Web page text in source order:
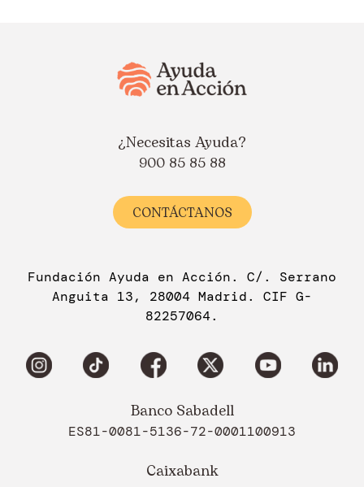
¿Necesitas Ayuda?
900 85 85 88
CONTÁCTANOS
Fundación Ayuda en Acción. C/. Serrano
Anguita 13, 28004 Madrid. CIF G-
82257064.
Banco Sabadell
ES81-0081-5136-72-0001100913
Caixabank